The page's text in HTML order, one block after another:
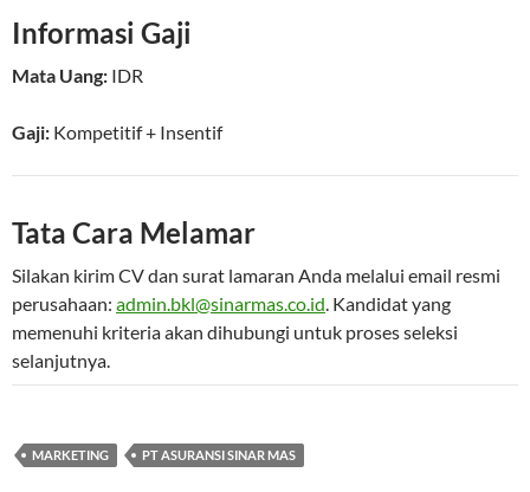
Informasi Gaji
Mata Uang: IDR
Gaji: Kompetitif+ Insentif
Tata Cara Melamar
Silakan kirim CV dan surat lamaran Anda melalui email resmi
perusahaan: admin.bkl@sinarmas.co.id. Kandidat yang
memenuhi kriteria akan dihubungi untuk proses seleksi
selanjutnya.
MARKETING PT ASURANSI SINAR MAS